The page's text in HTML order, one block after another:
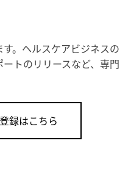
。ヘルスケアビジネスの
トのリリースなど、専門
録はこちら